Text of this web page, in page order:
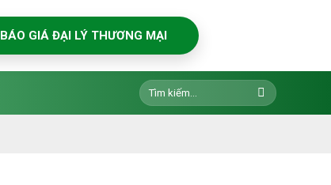
BÁO GIÁ ĐẠI LÝ THƯƠNG MẠI
Tìm
kiếm: